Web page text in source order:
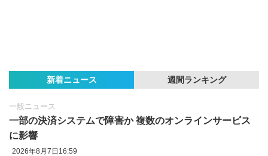
新着ニュース 週間ランキング
一般ニュース
一部の決済システムで障害か 複数のオンラインサービス
に影響
2026年8月7日16:59